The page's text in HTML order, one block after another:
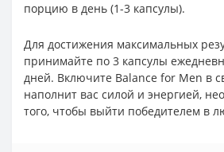
порцию в день (1-3 капсулы).
Для достижения максимальных
принимайте по 3 капсулы
дней. Включите Balance for Men в
наполнит вас силой и энергией,
того, чтобы выйти победителем в